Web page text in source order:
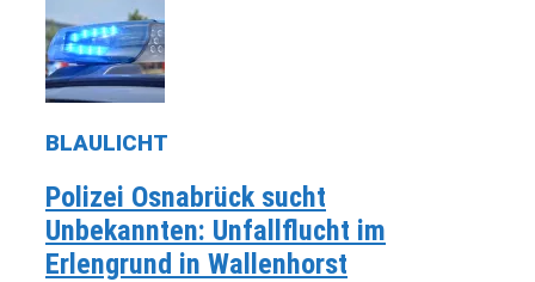
BLAULICHT
Polizei Osnabrück sucht
Unbekannten: Unfallflucht im
Erlengrund in Wallenhorst